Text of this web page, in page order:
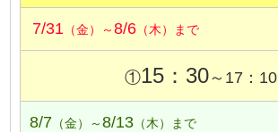
7/31 （金）～8/6 （木）まで
①15：30～17：10
8/7 （金）～8/13 （木）まで